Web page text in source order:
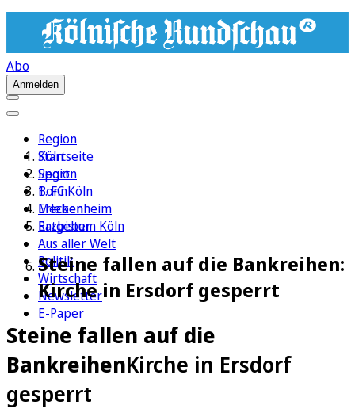
Abo
Anmelden
Region
Köln
Sport
1. FC Köln
Erleben
Ratgeber
Aus aller Welt
Politik
Wirtschaft
Newsletter
E-Paper
Startseite
Region
Bonn
Meckenheim
Erzbistum Köln
Steine fallen auf die Bankreihen:
Kirche in Ersdorf gesperrt
Steine fallen auf die
BankreihenKirche in Ersdorf
gesperrt